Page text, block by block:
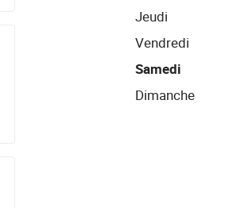
Jeudi
Vendredi
Samedi
Dimanche